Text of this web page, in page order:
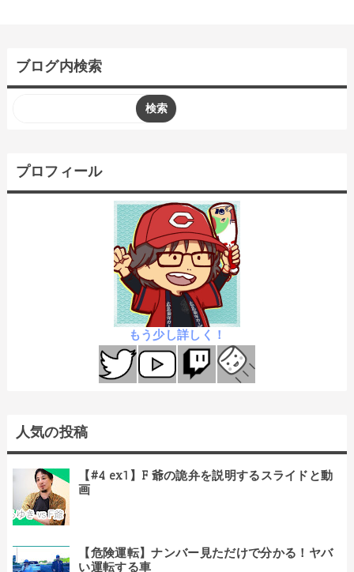
ブログ内検索
プロフィール
もう少し詳しく！
人気の投稿
【#4 ex1】F 爺の詭弁を説明するスライドと動
画
【危険運転】ナンバー見ただけで分かる！ヤバ
い運転する車